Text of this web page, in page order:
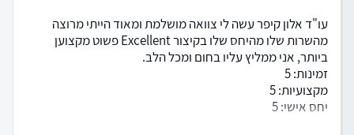
עו"ד אלון קיפר עשה לי צוואה מושלמת ומאוד הייתי מרוצה
מהשרות שלו מהיחס שלו בקיצור Excellent פשוט מקצוען
ביותר, אני ממליץ עליו בחום ומכל הלב.
זמינות: 5
מקצועיות: 5
יחס אישי: 5